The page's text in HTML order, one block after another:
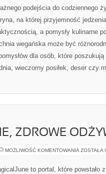
podejścia do codziennego
na której przyjemność
a pomysły kulinarne
wegańska może być
dla osób, które
wieczorny posiłek, deser czy
ZDROWE
MOŻLIWOŚĆ KOMENTOWANIA DIETA,
ZOSTAŁA
to portal, które powstało